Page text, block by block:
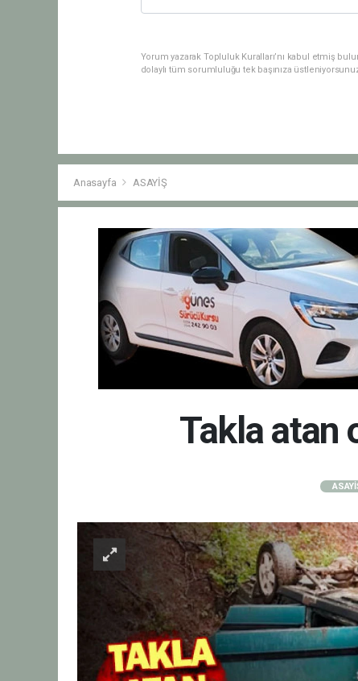
Yorum yazarak Topluluk Kuralları’nı kabul etmiş
dolaylı tüm sorumluluğu tek başınıza
Anasayfa ASAYİŞ
Takla atan